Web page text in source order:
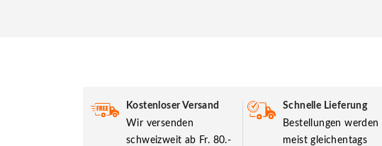
Kostenloser Versand
Wir versenden
schweizweit ab Fr. 80.-
Schnelle Lieferung
Bestellungen werden
meist gleichentags